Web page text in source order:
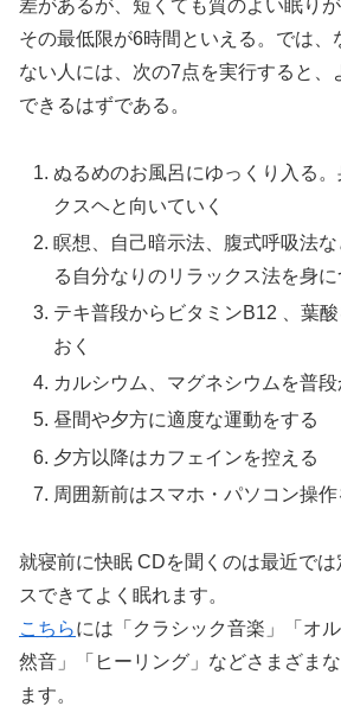
差があるが、短くても質のよい眠り
その最低限が6時間といえる。では、
ない人には、次の7点を実行すると、
できるはずである。
ぬるめのお風呂にゆっくり入る
クスヘと向いていく
瞑想、自己暗示法、腹式呼吸法
る自分なりのリラックス法を身に
テキ普段からビタミンB12 、葉
おく
カルシウム、マグネシウムを普
昼間や夕方に適度な運動をする
夕方以降はカフェインを控える
周囲新前はスマホ・パソコン操
就寝前に快眠 CDを聞くのは最近で
スできてよく眠れます。
こちらには「クラシック音楽」「オ
然音」「ヒーリング」などさまざま
ます。